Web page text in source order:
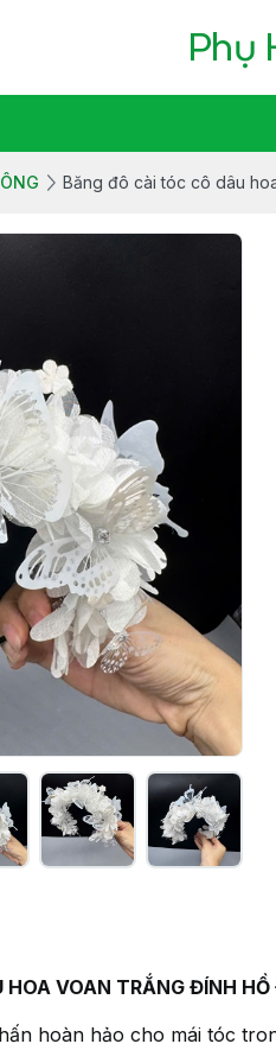
Phụ
Băng đô cài tóc cô dâu
VOAN TRẮNG ĐÍNH
hoàn hảo cho mái tóc